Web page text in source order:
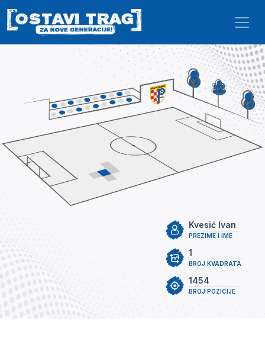
Skip to main content
PREZIME I IME
Kvesić Ivan
BROJ KVADRATA
1
BROJ POZICIJE
1454